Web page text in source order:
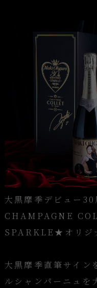
大黒摩季デビュー30
CHAMPAGNE
SPARKLE★オリジ
大黒摩季直筆サイン
ルシャンパーニュを